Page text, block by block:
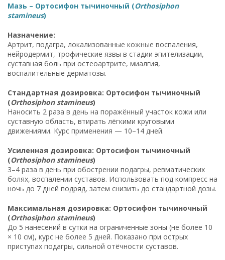
Мазь – Ортосифон тычиночный (Orthosiphon
stamineus)
Назначение:
Артрит, подагра, локализованные кожные воспаления,
нейродермит, трофические язвы в стадии эпителизации,
суставная боль при остеоартрите, миалгия,
воспалительные дерматозы.
Стандартная дозировка: Ортосифон тычиночный
(Orthosiphon stamineus)
Наносить 2 раза в день на поражённый участок кожи или
суставную область, втирать лёгкими круговыми
движениями. Курс применения — 10–14 дней.
Усиленная дозировка: Ортосифон тычиночный
(Orthosiphon stamineus)
3–4 раза в день при обострении подагры, ревматических
болях, воспалении суставов. Использовать под компресс на
ночь до 7 дней подряд, затем снизить до стандартной дозы.
Максимальная дозировка: Ортосифон тычиночный
(Orthosiphon stamineus)
До 5 нанесений в сутки на ограниченные зоны (не более 10
× 10 см), курс не более 5 дней. Показано при острых
приступах подагры, сильной отёчности суставов.